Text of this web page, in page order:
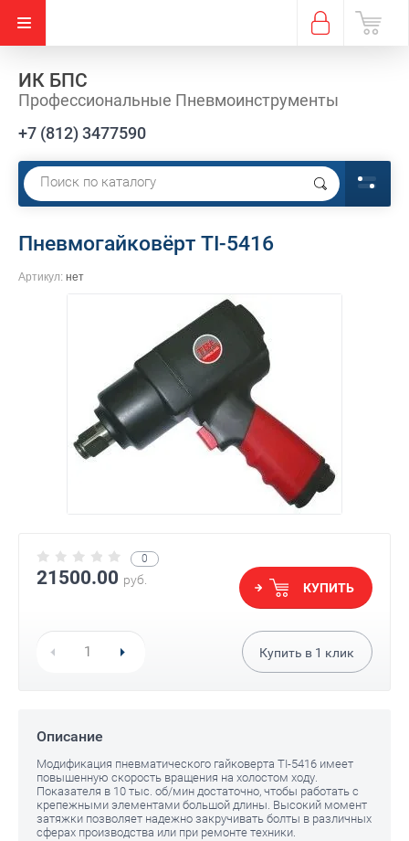
ИК БПС
Профессиональные Пневмоинструменты
+7 (812) 3477590
Пневмогайковёрт TI-5416
Артикул: нет
0
21500.00 руб.
КУПИТЬ
Купить в 1 клик
Описание
Модификация пневматического гайковерта TI-5416 имеет
повышенную скорость вращения на холостом ходу.
Показателя в 10 тыс. об/мин достаточно, чтобы работать с
крепежными элементами большой длины. Высокий момент
затяжки позволяет надежно закручивать болты в различных
сферах производства или при ремонте техники.